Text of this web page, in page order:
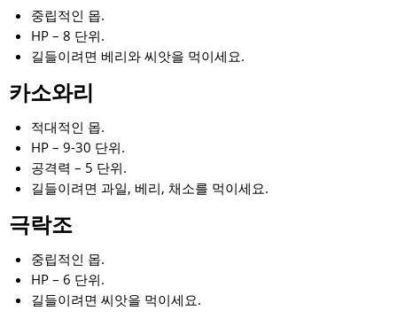
중립적인 몹.
HP – 8 단위.
길들이려면 베리와 씨앗을 먹이세요.
카소와리
적대적인 몹.
HP – 9-30 단위.
공격력 – 5 단위.
길들이려면 과일, 베리, 채소를 먹이세요.
극락조
중립적인 몹.
HP – 6 단위.
길들이려면 씨앗을 먹이세요.